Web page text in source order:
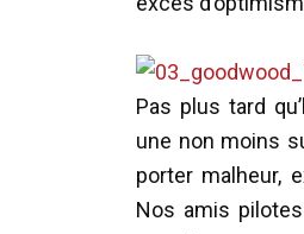
Pas plus tard
une non moins
porter malheur,
Nos amis